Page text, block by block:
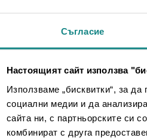
Съгласие
Настоящият сайт използва
Използваме „бисквитки“, за
социални медии и да
сайта ни, с партньорските си
комбинират с друга